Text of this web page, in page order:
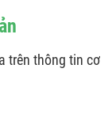
trên thông tin cơ